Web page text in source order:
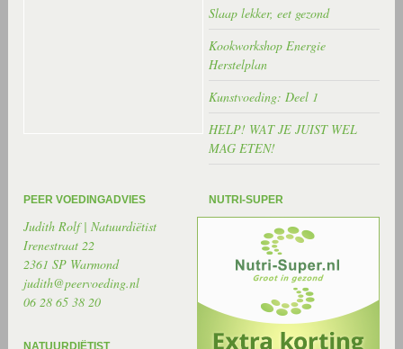
Slaap lekker, eet gezond
Kookworkshop Energie
Herstelplan
Kunstvoeding: Deel 1
HELP! WAT JE JUIST WEL
MAG ETEN!
PEER VOEDINGADVIES
Judith Rolf | Natuurdiëtist
Irenestraat 22
2361 SP Warmond
judith@peervoeding.nl
06 28 65 38 20
NATUURDIËTIST
NUTRI-SUPER